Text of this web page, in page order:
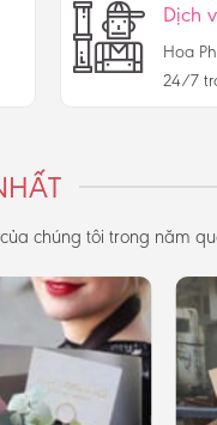
Dịch
Hoa
24/7
chúng tôi trong năm